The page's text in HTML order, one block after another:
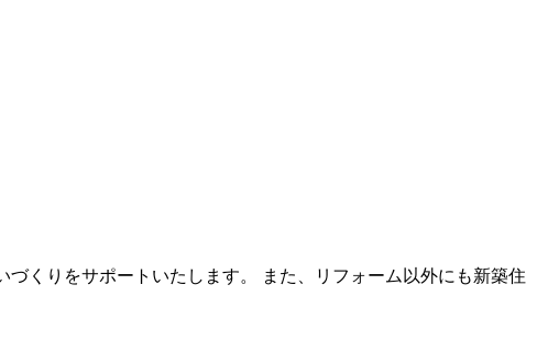
くりをサポートいたします。 また、リフォーム以外にも新築住